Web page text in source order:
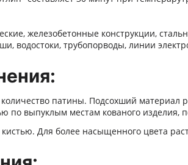
железобетонные конструкции,
водостоки, трубопорводы, линии
патины. Подсохший материал
по выпуклым местам кованого изделия,
Для более насыщенного цвета